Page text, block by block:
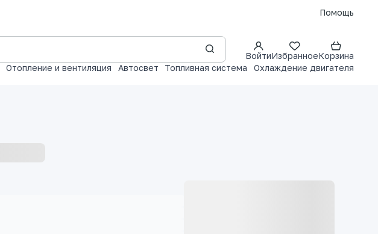
Помощь
ВойтиИзбранноеКорзина
Отопление и вентиляция Автосвет Топливная система Охлаждение двигателя